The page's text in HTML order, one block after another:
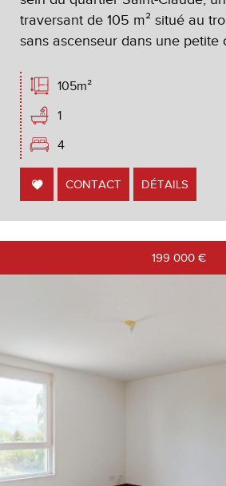
traversant de 105 m² situé au
sans ascenseur dans une petite
105m²
1
4
CONTACT DÉTAILS
199 000 €